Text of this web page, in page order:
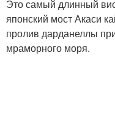
Это самый длинный
японский мост Акаси
пролив дарданеллы
мраморного моря.